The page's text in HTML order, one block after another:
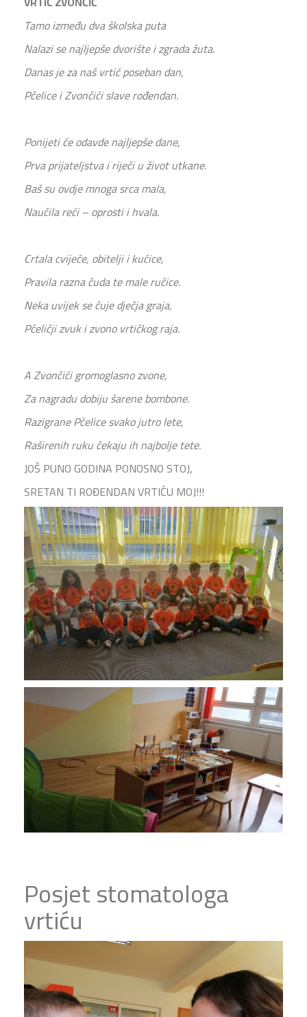
Tamo između dva školska puta
Nalazi se najljepše dvorište i zgrada žuta.
Danas je za naš vrtić poseban dan,
Pčelice i Zvončići slave rođendan.
Ponijeti će odavde najljepše dane,
Prva prijateljstva i riječi u život utkane.
Baš su ovdje mnoga srca mala,
Naučila reći – oprosti i hvala.
Crtala cvijeće, obitelji i kućice,
Pravila razna čuda te male ručice.
Neka uvijek se čuje dječja graja,
Pčeličji zvuk i zvono vrtičkog raja.
A Zvončići gromoglasno zvone,
Za nagradu dobiju šarene bombone.
Razigrane Pčelice svako jutro lete,
Raširenih ruku čekaju ih najbolje tete.
JOŠ PUNO GODINA PONOSNO STOJ,
SRETAN TI ROĐENDAN VRTIĆU MOJ!!!
Posjet stomatologa
vrtiću